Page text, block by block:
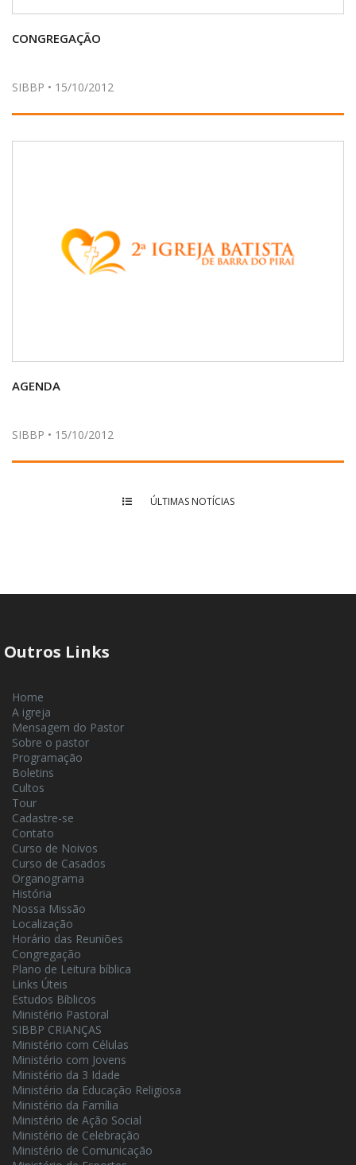
CONGREGAÇÃO
SIBBP • 15/10/2012
AGENDA
SIBBP • 15/10/2012
ÚLTIMAS NOTÍCIAS
Outros Links
Home
A igreja
Mensagem do Pastor
Sobre o pastor
Programação
Boletins
Cultos
Tour
Cadastre-se
Contato
Curso de Noivos
Curso de Casados
Organograma
História
Nossa Missão
Localização
Horário das Reuniões
Congregação
Plano de Leitura bíblica
Links Úteis
Estudos Bíblicos
Ministério Pastoral
SIBBP CRIANÇAS
Ministério com Células
Ministério com Jovens
Ministério da 3 Idade
Ministério da Educação Religiosa
Ministério da Família
Ministério de Ação Social
Ministério de Celebração
Ministério de Comunicação